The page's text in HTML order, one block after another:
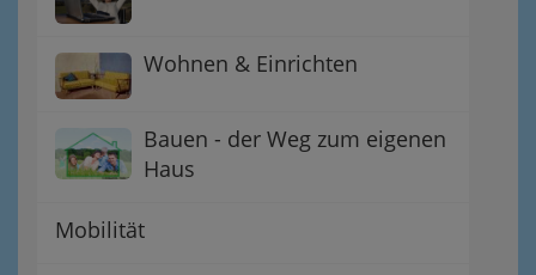
Wohnen & Einrichten
Bauen - der Weg zum eigenen
Haus
Mobilität